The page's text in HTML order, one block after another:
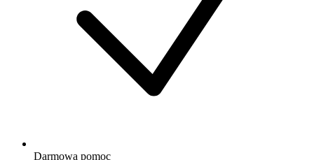
Darmowa pomoc